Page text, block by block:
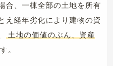
合、一棟全部の土地を所有
え経年劣化により建物の資
土地の価値のぶん、資産
。